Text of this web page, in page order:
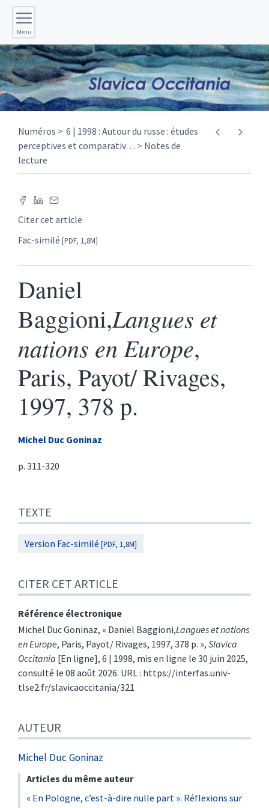
Menu
Numéros
6 | 1998 : Autour du russe : études
perceptives et comparativ…
Notes de
lecture
Citer cet article
Fac-similé [PDF, 1,8M]
Daniel
Baggioni,Langues et
nations en Europe,
Paris, Payot/ Rivages,
1997, 378 p.
Michel Duc Goninaz
p. 311-320
Citer cet article
Auteur
TEXTE
Version Fac-similé [PDF, 1,8M]
CITER CET ARTICLE
Référence électronique
Michel Duc Goninaz, « Daniel Baggioni,Langues et nations
en Europe, Paris, Payot/ Rivages, 1997, 378 p. », Slavica
Occitania [En ligne], 6 | 1998, mis en ligne le 30 juin 2025,
consulté le 08 août 2026. URL : https://interfas.univ-
tlse2.fr/slavicaoccitania/321
AUTEUR
Michel Duc Goninaz
Articles du même auteur
« En Pologne, c’est-à-dire nulle part ». Réflexions sur